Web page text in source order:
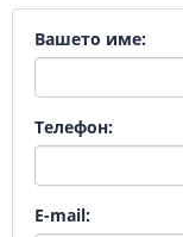
Вашето име:
Телефон:
E-mail: